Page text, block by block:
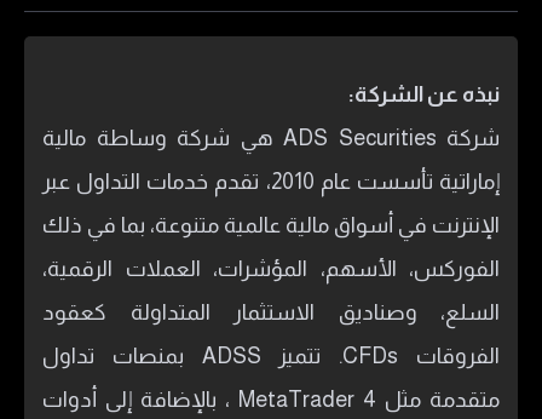
نبذه عن الشركة:
شركة ADS Securities هي شركة وساطة مالية
إماراتية تأسست عام 2010، تقدم خدمات التداول عبر
الإنترنت في أسواق مالية عالمية متنوعة، بما في ذلك
الفوركس، الأسهم، المؤشرات، العملات الرقمية،
السلع، وصناديق الاستثمار المتداولة كعقود
الفروقات CFDs. تتميز ADSS بمنصات تداول
متقدمة مثل MetaTrader 4 ، بالإضافة إلى أدوات